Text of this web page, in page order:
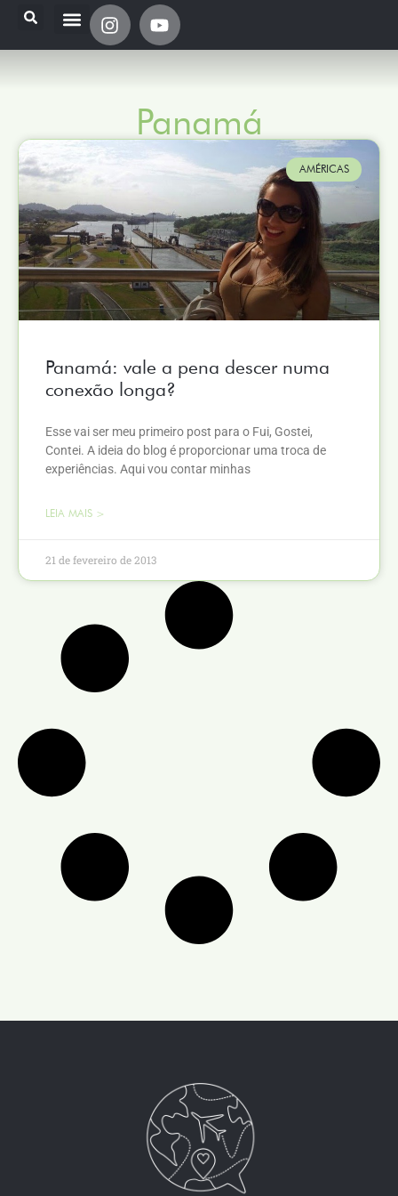
Panamá
AMÉRICAS
Panamá: vale a pena descer numa
conexão longa?
Esse vai ser meu primeiro post para o Fui, Gostei,
Contei. A ideia do blog é proporcionar uma troca de
experiências. Aqui vou contar minhas
LEIA MAIS >
21 de fevereiro de 2013